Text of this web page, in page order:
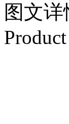
图文详